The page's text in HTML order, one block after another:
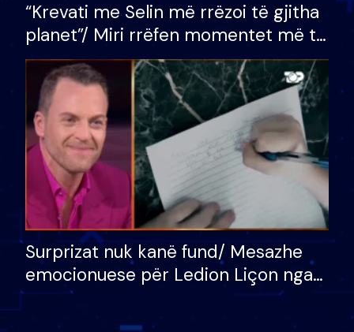
“Krevati me Selin më rrëzoi të gjitha
planet”/ Miri rrëfen momentet më të
bukura në shtëpinë e BB VIP: Do më
mungojë zilja e mëngjesit kur…
Surprizat nuk kanë fund/ Mesazhe
emocionuese për Ledion Liçon nga
nëna dhe fëmijët e tij, moderatori
nuk i mban dot lotët: Nuk meritoj…